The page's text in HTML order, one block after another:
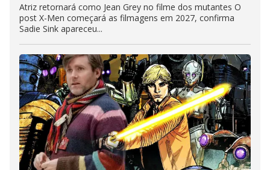
Atriz retornará como Jean Grey no filme dos mutantes O
post X-Men começará as filmagens em 2027, confirma
Sadie Sink apareceu...